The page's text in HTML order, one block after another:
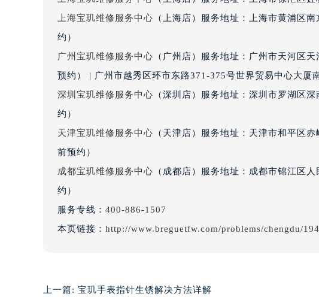
吉林省四平市铁东区紫气大路与南九经街交汇处
辽宁省鞍山市铁东区站前街宝玑售后服务中心（
辽宁省本溪市平山区胜利路宝玑售后服务中心（
辽宁省丹东市振兴区七经街宝玑售后服务中心（
辽宁省阜新市海州区解放大街宝玑售后服务中心
辽宁省辽阳市白塔区新运大街宝玑售后服务中心
辽宁省盘锦市兴隆台区石油大街宝玑售后服务中
上海宝玑维修服务中心 （上海店）服务地址：上海市黄浦区
约）
广州宝玑维修服务中心 （广州店）服务地址：广州市天河区
预约） | 广州市越秀区环市东路371-375号世界贸易中心大厦
深圳宝玑维修服务中心 （深圳店）服务地址：深圳市罗湖区
约）
天津宝玑维修服务中心 （天津店）服务地址：天津市和平区
前预约）
成都宝玑维修服务中心 （成都店）服务地址：成都市锦江区
约）
服务专线： 400-886-1507
本页链接： http://www.breguetfw.com/problems/chengdu/
上一篇: 宝玑手表指针生锈解决方法详解